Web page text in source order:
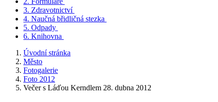
3. Zdravotnictví
4. Naučná břidličná stezka
5. Odpady
6. Knihovna
Úvodní stránka
Město
Fotogalerie
Foto 2012
Večer s Láďou Kerndlem 28. dubna 2012